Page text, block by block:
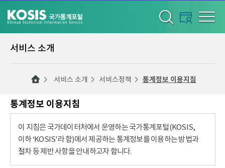
서비스 소개
서비스 소개 서비스정책 통계정보 이용지침
통계정보 이용지침
이 지침은 국가데이터처에서 운영하는 국가통계포털(KOSIS,
이하 ‘KOSIS'라 함)에서 제공하는 통계정보를 이용하는 방법과
절차 등 제반 사항을 안내하고자 합니다.